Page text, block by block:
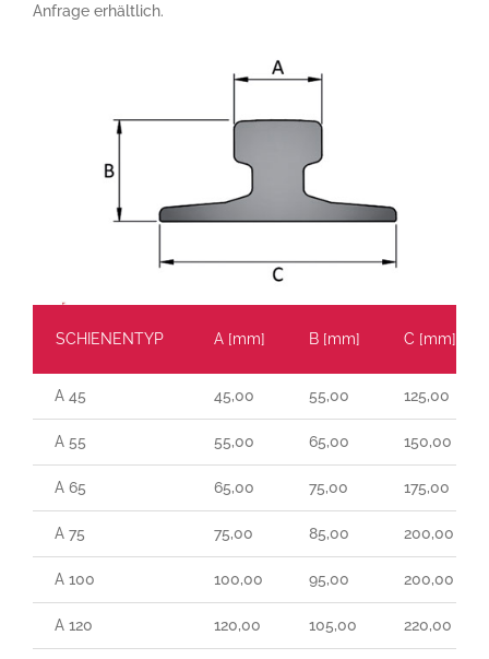
Anfrage erhältlich.
SCHIENENTYP A [mm] B [mm] C [mm]
A 45 45,00 55,00 125,00
A 55 55,00 65,00 150,00
A 65 65,00 75,00 175,00
A 75 75,00 85,00 200,00
A 100 100,00 95,00 200,00
A 120 120,00 105,00 220,00